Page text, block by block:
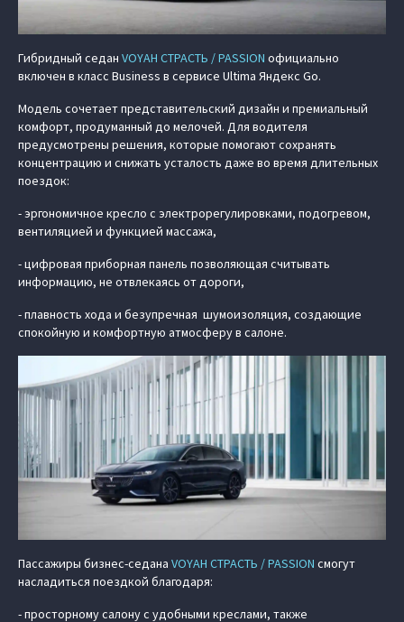
Гибридный седан VOYAH СТРАСТЬ / PASSION официально
включен в класс Business в сервисе Ultima Яндекс Go.
Модель сочетает представительский дизайн и премиальный
комфорт, продуманный до мелочей. Для водителя
предусмотрены решения, которые помогают сохранять
концентрацию и снижать усталость даже во время длительных
поездок:
- эргономичное кресло с электрорегулировками, подогревом,
вентиляцией и функцией массажа,
- цифровая приборная панель позволяющая считывать
информацию, не отвлекаясь от дороги,
- плавность хода и безупречная шумоизоляция, создающие
спокойную и комфортную атмосферу в салоне.
Пассажиры бизнес-седана VOYAH СТРАСТЬ / PASSION смогут
насладиться поездкой благодаря:
- просторному салону с удобными креслами, также